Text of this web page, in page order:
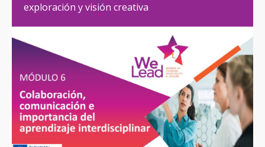
exploración y visión creativa